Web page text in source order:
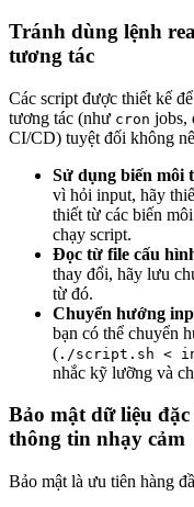
Tránh dùng lệnh
tương tác
Các script được thiết kế
tương tác (như cron jobs,
CI/CD) tuyệt đối không
Sử dụng biến môi
vì hỏi input, hãy
thiết từ các biến
chạy script.
Đọc từ file cấu
thay đổi, hãy lưu
từ đó.
Chuyển hướng
bạn có thể chuyển
( ./script.sh <
nhắc kỹ lưỡng và
Bảo mật dữ liệu
thông tin nhạy cảm
Bảo mật là ưu tiên hàng